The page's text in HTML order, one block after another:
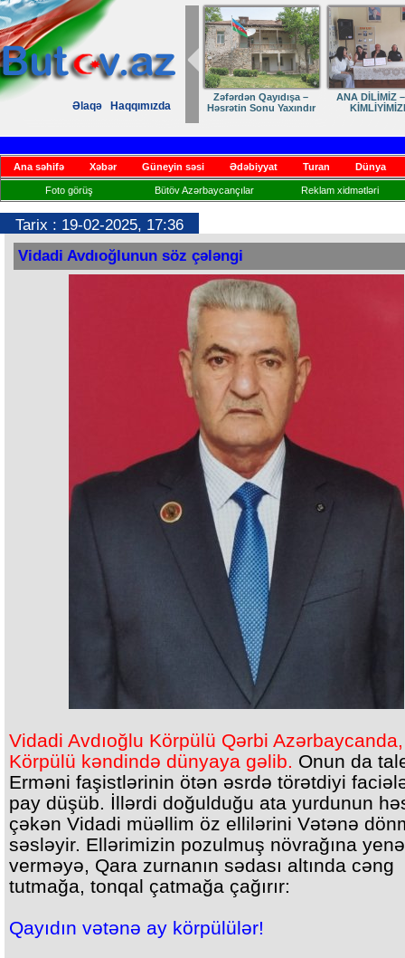
Əlaqə Haqqımızda
Dostumuza sürpriz
yubiley təbriki
Elmanın öz
Ana səhifə Xəbər Güneyin səsi Ədəbiyyat Turan Dünya
Foto görüş Bütöv Azərbaycançılar Reklam xidmətləri
Tarix : 19-02-2025, 17:36
Vidadi Avdıoğlunun söz çələngi
Vidadi Avdıoğlu Körpülü Qərbi Azərbaycanda,
Körpülü kəndində dünyaya gəlib. Onun da
Erməni faşistlərinin ötən əsrdə törətdiyi
pay düşüb. İllərdi doğulduğu ata yurdunun
çəkən Vidadi müəllim öz ellilərini Vətənə
səsləyir. Ellərimizin pozulmuş növrağına
verməyə, Qara zurnanın sədası altında cəng
tutmağa, tonqal çatmağa çağırır:
Qayıdın vətənə ay körpülülər!